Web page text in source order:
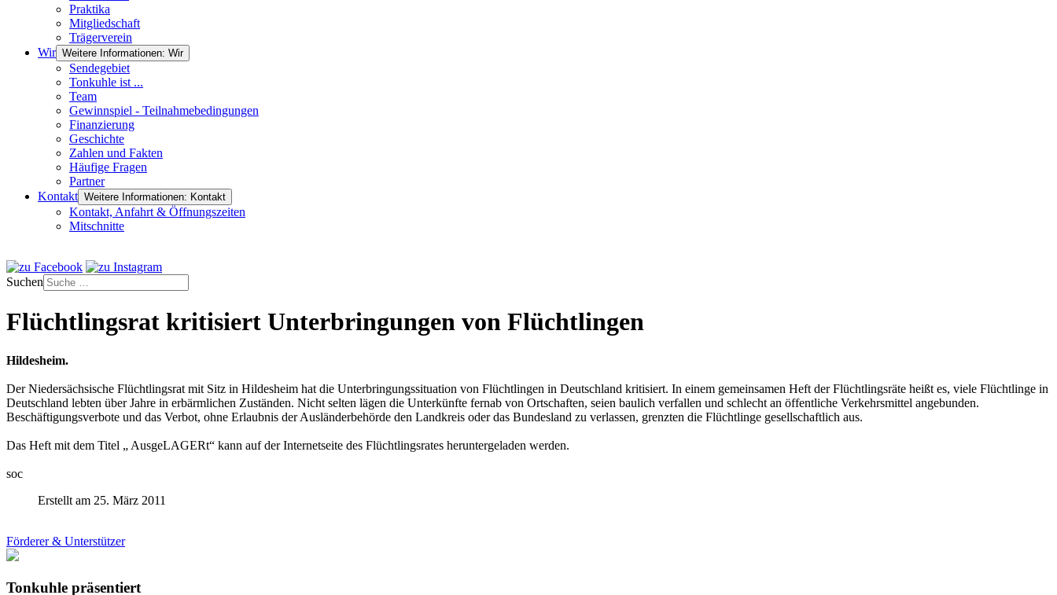
Praktika
Mitgliedschaft
Trägerverein
Wir Weitere Informationen: Wir
Sendegebiet
Tonkuhle ist ...
Team
Gewinnspiel - Teilnahmebedingungen
Finanzierung
Geschichte
Zahlen und Fakten
Häufige Fragen
Partner
Kontakt Weitere Informationen: Kontakt
Kontakt, Anfahrt & Öffnungszeiten
Mitschnitte
Suchen
Flüchtlingsrat kritisiert Unterbringungen von Flüchtlingen
Hildesheim.
Der Niedersächsische Flüchtlingsrat mit Sitz in Hildesheim hat die Unterbringungssituation von Flüchtlingen in Deutschland kritisiert. In einem gemeinsamen Heft der Flüchtlingsräte heißt es, viele Flüchtlinge in
Deutschland lebten über Jahre in erbärmlichen Zuständen. Nicht selten lägen die Unterkünfte fernab von Ortschaften, seien baulich verfallen und schlecht an öffentliche Verkehrsmittel angebunden.
Beschäftigungsverbote und das Verbot, ohne Erlaubnis der Ausländerbehörde den Landkreis oder das Bundesland zu verlassen, grenzten die Flüchtlinge gesellschaftlich aus.
Das Heft mit dem Titel „ AusgeLAGERt“ kann auf der Internetseite des Flüchtlingsrates heruntergeladen werden.
soc
Erstellt am 25. März 2011
Förderer & Unterstützer
Tonkuhle präsentiert